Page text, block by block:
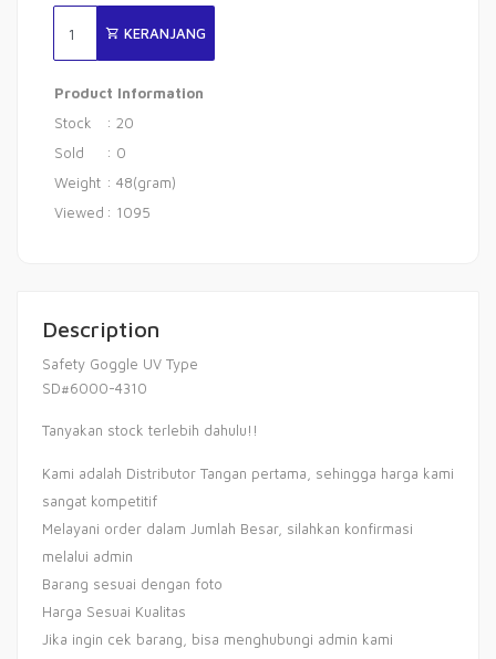
KERANJANG
Product Information
Stock
: 20
Sold
: 0
Weight : 48(gram)
Viewed : 1095
Description
Safety Goggle UV Type
SD#6000-4310
Tanyakan stock terlebih dahulu!!
Kami adalah Distributor Tangan pertama, sehingga harga kami
sangat kompetitif
Melayani order dalam Jumlah Besar, silahkan konfirmasi
melalui admin
Barang sesuai dengan foto
Harga Sesuai Kualitas
Jika ingin cek barang, bisa menghubungi admin kami